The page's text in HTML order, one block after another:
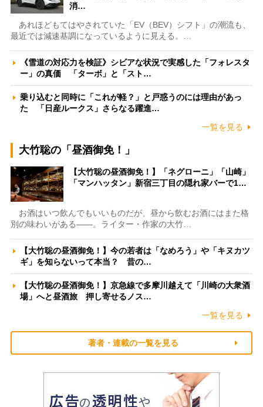
消…
あれほどもてはやされていた「EV（BEV）シフト」の潮流も、
最近では減速基調になっているように見える。…
《雪道の対応力を検証》シビアな状況で実感した「フォレスタ
ー」の真価 「ターボ」と「スト…
乗り込むと同時に「これが軽？」と戸惑うのには理由があっ
た 「日産ルークス」さらなる躍進…
一覧を見る
大竹聡の「昼酒御免！」
【大竹聡の昼酒御免！】「ネグローニ」「山崎」
「マンハッタン」新宿三丁目の隠れ家バーで1…
お酒はいつ飲んでもいいものだが、昼から飲むお酒にはまた格
別の味わいがある――。ライター・作家の大竹…
【大竹聡の昼酒御免！】今の若者は「なめろう」や「キヌカツ
ギ」を知らないって本当？ 昔の…
【大竹聡の昼酒御免！】京急線で多摩川越えて「川崎の大衆酒
場」へと昼酒旅 押し寄せるノス…
一覧を見る
著者・連載の一覧を見る